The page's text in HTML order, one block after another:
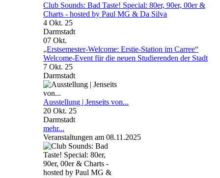
Club Sounds: Bad Taste! Special: 80er, 90er, 00er &
Charts - hosted by Paul MG & Da Silva
4 Okt. 25
Darmstadt
07 Okt.
„Erstsemester-Welcome: Erstie-Station im Carree“
Welcome-Event für die neuen Studierenden der Stadt
7 Okt. 25
Darmstadt
Ausstellung | Jenseits von...
20 Okt. 25
Darmstadt
mehr...
Veranstaltungen am 08.11.2025